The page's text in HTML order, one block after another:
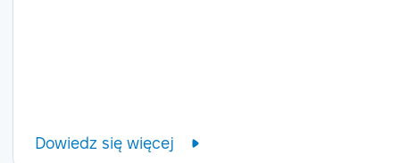
Dowiedz się więcej